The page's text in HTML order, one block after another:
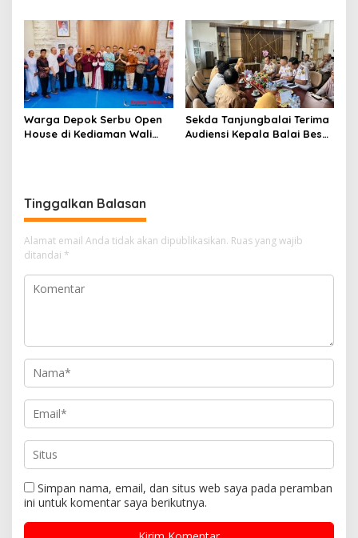
Warga Depok Serbu Open
House di Kediaman Wali
Sekda Tanjungbalai Terima
Audiensi Kepala Balai Besar
Tinggalkan Balasan
Alamat email Anda tidak akan dipublikasikan. Ruas yang wajib
ditandai *
Simpan nama, email, dan situs web saya pada peramban
ini untuk komentar saya berikutnya.